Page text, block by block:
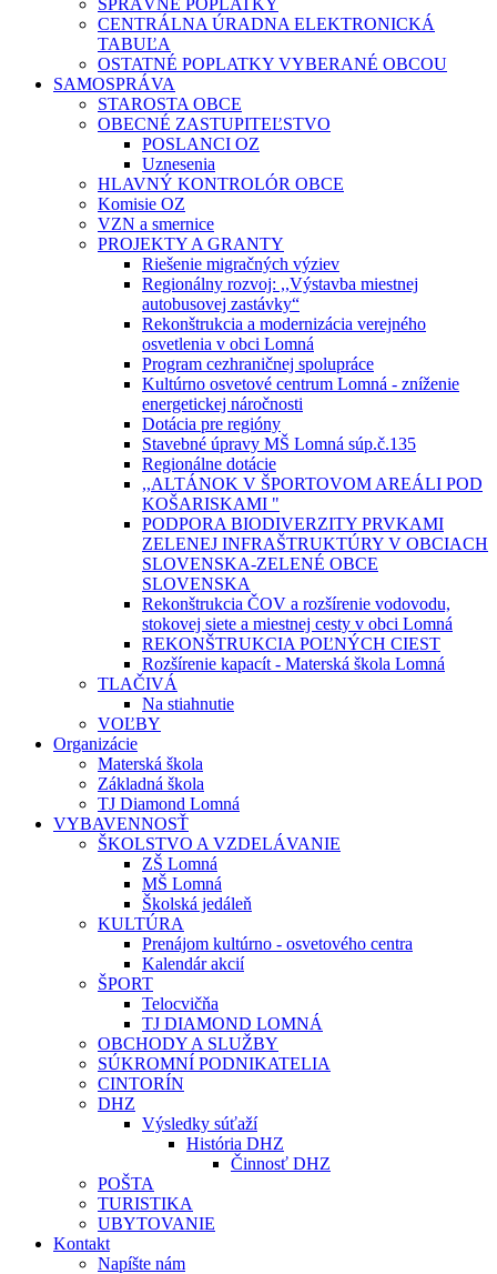
SPRÁVNE POPLATKY
CENTRÁLNA ÚRADNA ELEKTRONICKÁ
TABUĽA
OSTATNÉ POPLATKY VYBERANÉ OBCOU
SAMOSPRÁVA
STAROSTA OBCE
OBECNÉ ZASTUPITEĽSTVO
POSLANCI OZ
Uznesenia
HLAVNÝ KONTROLÓR OBCE
Komisie OZ
VZN a smernice
PROJEKTY A GRANTY
Riešenie migračných výziev
Regionálny rozvoj: ,,Výstavba miestnej
autobusovej zastávky“
Rekonštrukcia a modernizácia verejného
osvetlenia v obci Lomná
Program cezhraničnej spolupráce
Kultúrno osvetové centrum Lomná - zníženie
energetickej náročnosti
Dotácia pre regióny
Stavebné úpravy MŠ Lomná súp.č.135
Regionálne dotácie
,,ALTÁNOK V ŠPORTOVOM AREÁLI POD
KOŠARISKAMI "
PODPORA BIODIVERZITY PRVKAMI
ZELENEJ INFRAŠTRUKTÚRY V OBCIACH
SLOVENSKA-ZELENÉ OBCE
SLOVENSKA
Rekonštrukcia ČOV a rozšírenie vodovodu,
stokovej siete a miestnej cesty v obci Lomná
REKONŠTRUKCIA POĽNÝCH CIEST
Rozšírenie kapacít - Materská škola Lomná
TLAČIVÁ
Na stiahnutie
VOĽBY
Organizácie
Materská škola
Základná škola
TJ Diamond Lomná
VYBAVENNOSŤ
ŠKOLSTVO A VZDELÁVANIE
ZŠ Lomná
MŠ Lomná
Školská jedáleň
KULTÚRA
Prenájom kultúrno - osvetového centra
Kalendár akcií
ŠPORT
Telocvičňa
TJ DIAMOND LOMNÁ
OBCHODY A SLUŽBY
SÚKROMNÍ PODNIKATELIA
CINTORÍN
DHZ
Výsledky súťaží
História DHZ
Činnosť DHZ
POŠTA
TURISTIKA
UBYTOVANIE
Kontakt
Napíšte nám